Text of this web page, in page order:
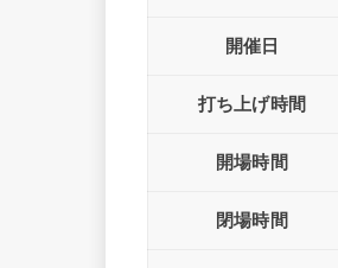
開催日
打ち上げ時間
開場時間
閉場時間